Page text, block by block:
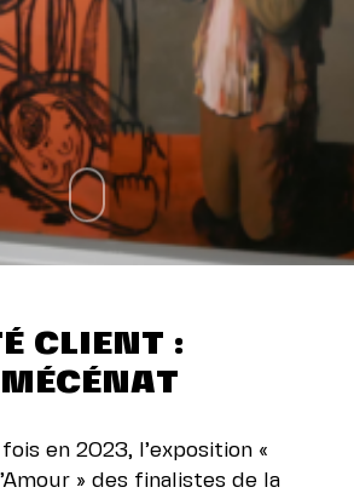
CLIENT :
en 2023, l’exposition «
» des finalistes de la